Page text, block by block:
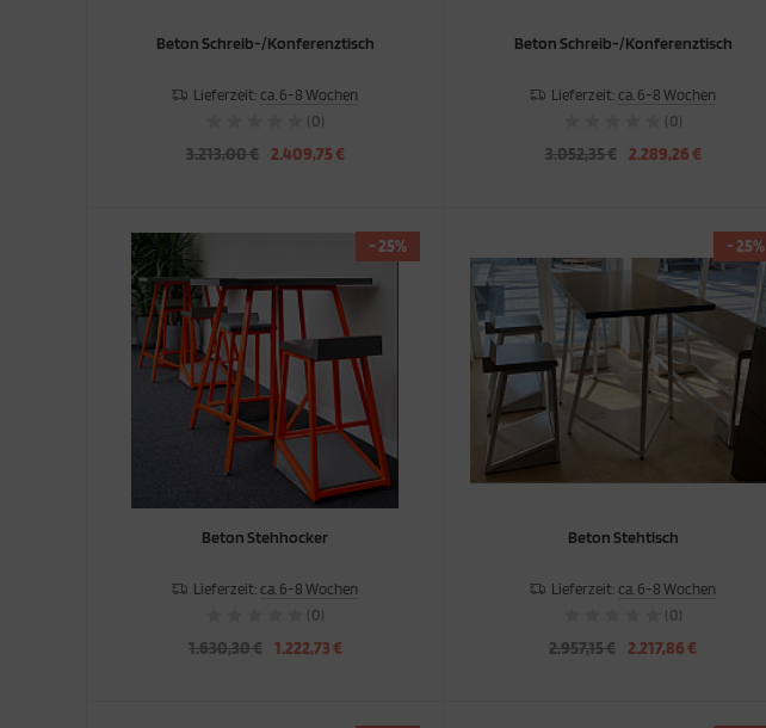
Beton Schreib-/Konferenztisch
Lieferzeit: ca. 6-8 Wochen
(0)
3.213,00 € 2.409,75 €
Beton Schreib-/Konferenztisch
Lieferzeit: ca. 6-8 Wochen
(0)
3.052,35 € 2.289,26 €
Beton Stehhocker
Lieferzeit: ca. 6-8 Wochen
(0)
1.630,30 € 1.222,73 €
- 25%
Beton Stehtisch
Lieferzeit: ca. 6-8 Wochen
(0)
2.957,15 € 2.217,86 €
- 25%